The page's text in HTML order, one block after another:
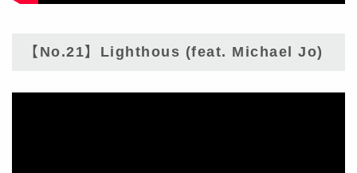
【No.21】Lighthous (feat. Michael Jo)